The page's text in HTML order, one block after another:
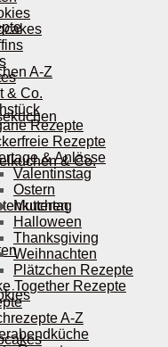
A-Z
& Co.
& Co.
Rezepte
Rezepte
& Anlässe
Valentinstag
Ostern
Muttertag
Halloween
Thanksgiving
Weihnachten
Plätzchen Rezepte
Together Rezepte
A-Z